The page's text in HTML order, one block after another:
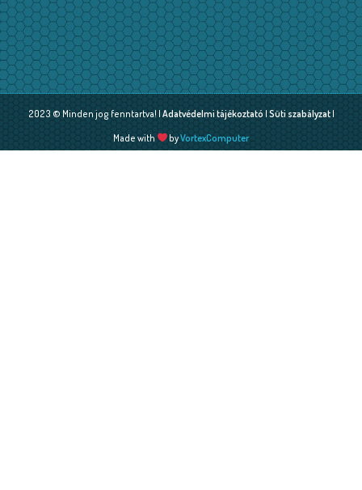
2023 © Minden jog fenntartva! |Adatvédelmi tájékoztató | Süti szabályzat|
Made with
byVortexComputer